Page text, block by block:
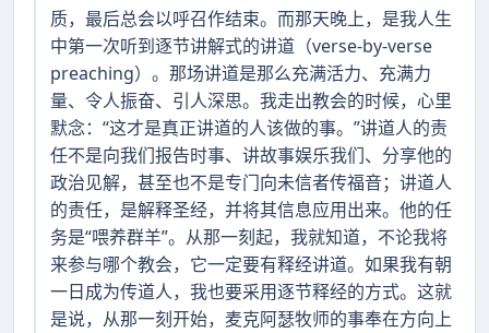
质，最后总会以呼召作结束。而那天晚上，是我人生
中第一次听到逐节讲解式的讲道（verse-by-verse
preaching）。那场讲道是那么充满活力、充满力
量、令人振奋、引人深思。我走出教会的时候，心里
默念：“这才是真正讲道的人该做的事。”讲道人的责
任不是向我们报告时事、讲故事娱乐我们、分享他的
政治见解，甚至也不是专门向未信者传福音；讲道人
的责任，是解释圣经，并将其信息应用出来。他的任
务是“喂养群羊”。从那一刻起，我就知道，不论我将
来参与哪个教会，它一定要有释经讲道。如果我有朝
一日成为传道人，我也要采用逐节释经的方式。这就
是说，从那一刻开始，麦克阿瑟牧师的事奉在方向上